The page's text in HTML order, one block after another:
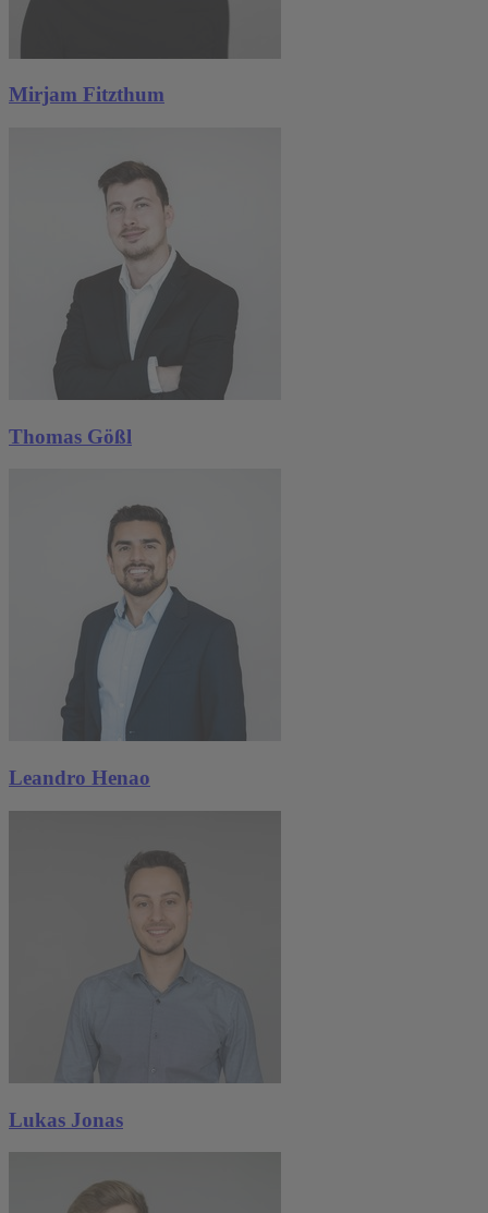
Mirjam Fitzthum
Thomas Gößl
Leandro Henao
Lukas Jonas